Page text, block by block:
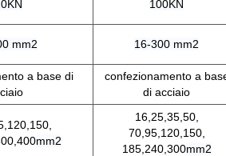
100KN
mm2 16-300 mm2
a base di
confezionamento a
di acciaio
mm2
16,25,35,50,
70,95,120,150,
185,240,300mm2